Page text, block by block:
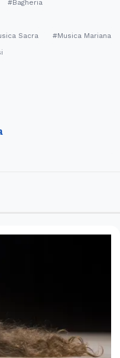
#Bagheria
Sacra
#Musica Mariana